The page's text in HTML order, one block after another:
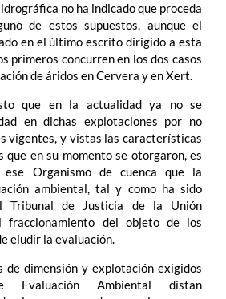
no ha indicado que proceda
de estos supuestos, aunque el
en el último escrito dirigido a esta
primeros concurren en los dos casos
de áridos en Cervera y en Xert.
que en la actualidad ya no se
en dichas explotaciones por no
vigentes, y vistas las características
que en su momento se otorgaron, es
Organismo de cuenca que la
ambiental, tal y como ha sido
Tribunal de Justicia de la Unión
fraccionamiento del objeto de los
eludir la evaluación.
de dimensión y explotación exigidos
Ambiental distan